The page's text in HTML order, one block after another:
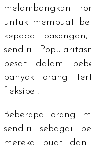
melambangkan
untuk membuat
kepada
sendiri.
pesat dalam
banyak orang
fleksibel.
Beberapa orang
sendiri sebagai
mereka buat dan